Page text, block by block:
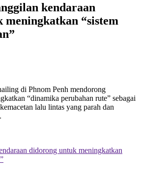
kendaraan
meningkatkan “sistem
di Phnom Penh mendorong
“dinamika perubahan rute” sebagai
lalu lintas yang parah dan
didorong untuk meningkatkan